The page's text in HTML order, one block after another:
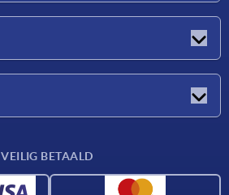
VEILIG BETAALD